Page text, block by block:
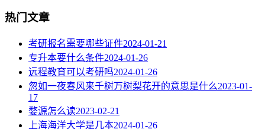
热门文章
考研报名需要哪些证件2024-01-21
专升本要什么条件2024-01-26
远程教育可以考研吗2024-01-26
忽如一夜春风来千树万树梨花开的意思是什么2023-01-
17
婺源怎么读2023-02-21
上海海洋大学是几本2024-01-26